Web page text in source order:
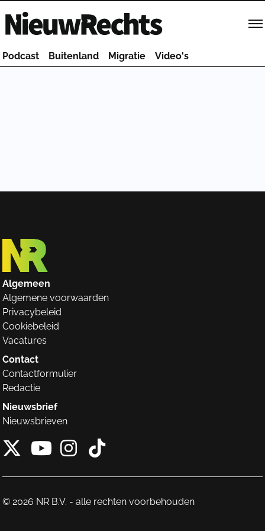
Homepage van NieuwRechts
Podcast Buitenland Migratie Video's
Algemeen
Algemene voorwaarden
Privacybeleid
Cookiebeleid
Vacatures
Contact
Contactformulier
Redactie
Nieuwsbrief
Nieuwsbrieven
X van NieuwRechts
Instagram van
Tiktok van
© 2026 NR B.V. - alle rechten voorbehouden